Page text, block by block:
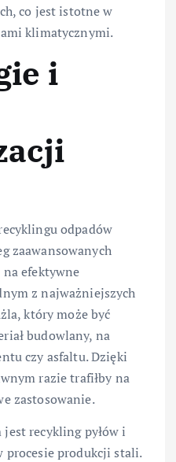
co jest istotne w
klimatycznymi.
i
odpadów
zaawansowanych
efektywne
z najważniejszych
który może być
budowlany, na
czy asfaltu. Dzięki
razie trafiłby na
zastosowanie.
recykling pyłów i
procesie produkcji stali.